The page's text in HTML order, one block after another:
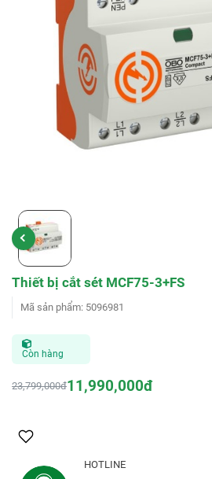
Thiết bị cắt sét MCF75-3+FS
Mã sản phẩm: 5096981
Còn hàng
23,799,000đ11,990,000đ
HOTLINE